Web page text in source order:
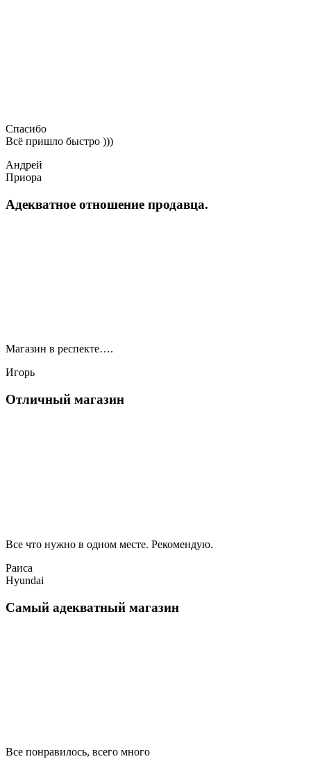
Спасибо
Всё пришло быстро )))
Андрей
Приора
Адекватное отношение продавца.
Магазин в респекте….
Игорь
Отличный магазин
Все что нужно в одном месте. Рекомендую.
Раиса
Hyundai
Самый адекватный магазин
Все понравилось, всего много